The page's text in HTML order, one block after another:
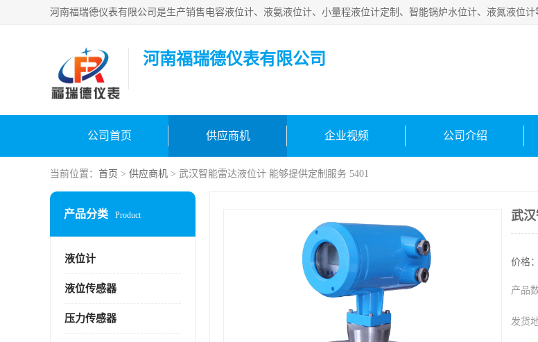
河南福瑞德仪表有限公司
公司首页 供应商机 企业视频 公司介绍
当前位置： 首页 > 供应商机 > 武汉智能雷达液位计 能够提供定制服务 5401
产品分类 Product
液位计
液位传感器
压力传感器
武
价格：
产品
发货